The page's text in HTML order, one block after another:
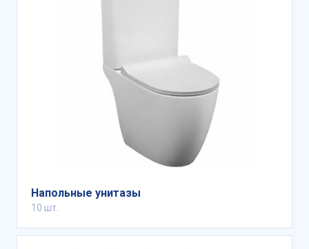
покрытие SANITA CRYSTAL, сохраняющее
белоснежность поверхности и
обеспечивающее чистоту.
Продукция бренда из России сделает санузлы
аккуратными, элегантными, придаст комнатам
Напольные унитазы
10 шт.